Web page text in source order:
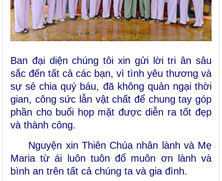
Ban đại diện chúng tôi xin gửi lời tri ân sâu
sắc đến tất cả các bạn, vì tình yêu thương và
sự sẻ chia quý báu, đã không quản ngại thời
gian, công sức lẫn vật chất để chung tay góp
phần cho buổi họp mặt được diễn ra tốt đẹp
và thành công.
Nguyện xin Thiên Chúa nhân lành và Mẹ
Maria từ ái luôn tuôn đổ muôn ơn lành và
bình an trên tất cả chúng ta và gia đình.